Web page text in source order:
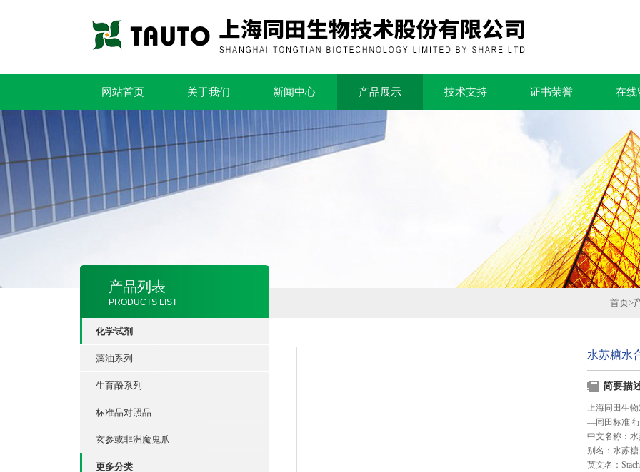
网站首页 关于我们 新闻中心 产品展示 技术支持 证书荣誉 在线
产品列表
PRODUCTS LIST
化学试剂
藻油系列
生育酚系列
标准品对照品
玄参或非洲魔鬼爪
更多分类
首页>
水苏糖水
简要描
上海同田生
—同田标准
中文名称：
别名：水苏
英文名：